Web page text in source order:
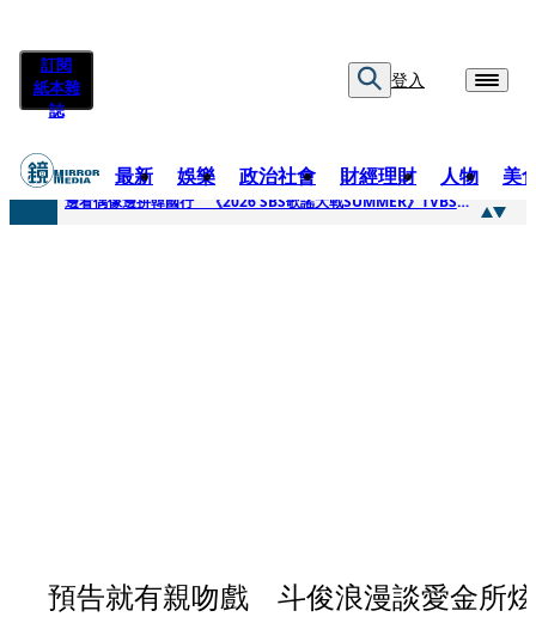
訂閱
紙本雜
誌
登入
最新 娛樂 政治社會 財經理財 人物 美
快訊
邊看偶像邊拚韓國行 《2026 SBS歌謠大戰SUMMER》TVBS直播祭追星福利
預告就有親吻戲 斗俊浪漫談愛金所炫